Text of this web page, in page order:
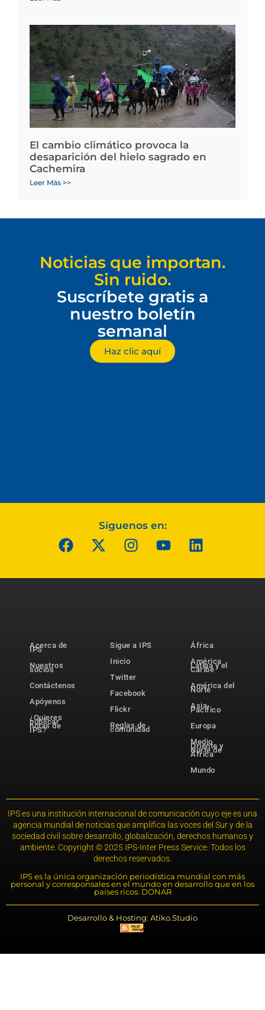
El cambio climático provoca la
desaparición del hielo sagrado en
Cachemira
Leer Más >>
Noticias que importan.
Sin ruido.
Suscríbete gratis a
nuestro boletín
semanal
Haz clic aquí
Síguenos en:
Acerca de
IPS
Nuestros
socios
Contáctenos
Apóyenos
¿Quieres
publicar
notas de
IPS?
Sigue a IPS
Inicio
Twitter
Facebook
Flickr
Reglas de
comunidad
África
América
Latina y el
Caribe
América del
Norte
Asia-
Pacífico
Europa
Medio
Oriente y
Norte de
África
Mundo
IPS es una institución internacional de comunicación cuyo eje es una
agencia mundial de noticias que amplifica las voces del Sur y de la
sociedad civil sobre desarrollo, globalización, derechos humanos y
ambiente. Copyright © 2025 IPS-Inter Press Service. Todos los
derechos reservados.
IPS es la única organización periodística mundial con más
personal y corresponsales en el mundo en desarrollo que en los
países ricos. DONAR
Desarrollo & Hosting: Atiko.Studio